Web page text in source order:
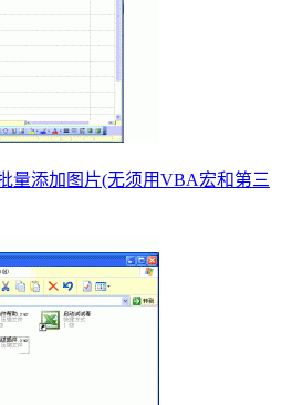
量添加图片(无须用VBA宏和第三